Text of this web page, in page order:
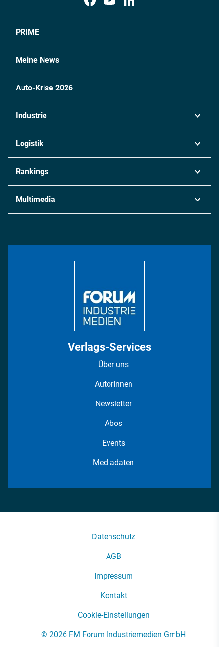
PRIME
Meine News
Auto-Krise 2026
Industrie
Chemie
Metall
Energie
Logistik
Rankings
Multimedia
Verlags-Services
Über uns
AutorInnen
Newsletter
Abos
Events
Mediadaten
Datenschutz
AGB
Impressum
Kontakt
Cookie-Einstellungen
© 2026 FM Forum Industriemedien GmbH